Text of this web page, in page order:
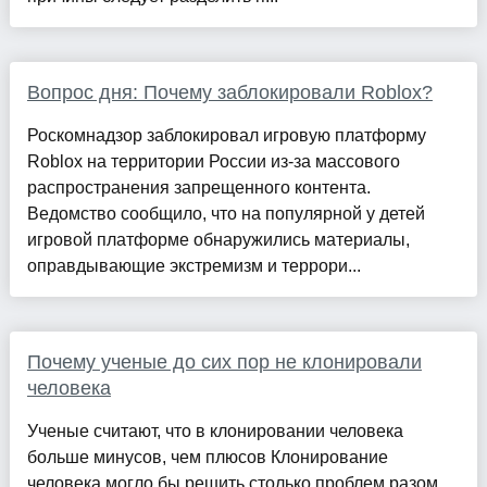
Вопрос дня: Почему заблокировали Roblox?
Роскомнадзор заблокировал игровую платформу
Roblox на территории России из-за массового
распространения запрещенного контента.
Ведомство сообщило, что на популярной у детей
игровой платформе обнаружились материалы,
оправдывающие экстремизм и террори...
Почему ученые до сих пор не клонировали
человека
Ученые считают, что в клонировании человека
больше минусов, чем плюсов Клонирование
человека могло бы решить столько проблем разом.